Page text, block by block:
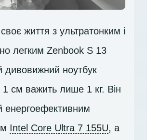
життя з ультратонким і
легким Zenbook S 13
дивовижний ноутбук
см важить лише 1 кг. Він
енергоефективним
Intel Core Ultra 7 155U, а